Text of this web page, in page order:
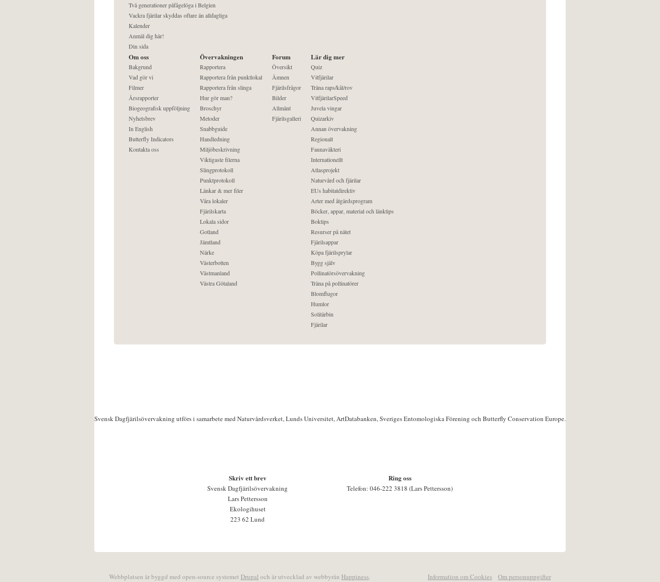
Två generationer påfågelöga i Belgien
Vackra fjärilar skyddas oftare än alldagliga
Kalender
Anmäl dig här!
Din sida
Om oss
Bakgrund
Vad gör vi
Filmer
Årsrapporter
Biogeografisk uppföljning
Nyhetsbrev
In English
Butterfly Indicators
Kontakta oss
Övervakningen
Rapportera
Rapportera från punktlokal
Rapportera från slinga
Hur gör man?
Broschyr
Metoder
Snabbguide
Handledning
Miljöbeskrivning
Viktigaste filerna
Slingprotokoll
Punktprotokoll
Länkar & mer filer
Våra lokaler
Fjärilskarta
Lokala sidor
Gotland
Jämtland
Närke
Västerbotten
Västmanland
Västra Götaland
Forum
Översikt
Ämnen
Fjärilsfrågor
Bilder
Allmänt
Fjärilsgalleri
Lär dig mer
Quiz
Vitfjärilar
Träna raps/kål/rov
VitfjärilarSpeed
Juvela vingar
Quizarkiv
Annan övervakning
Regionalt
Faunaväkteri
Internationellt
Atlasprojekt
Naturvård och fjärilar
EUs habitatdirektiv
Arter med åtgärdsprogram
Böcker, appar, material och länktips
Boktips
Resurser på nätet
Fjärilsappar
Köpa fjärilsprylar
Bygg själv
Pollinatörsövervakning
Träna på pollinatörer
Blomflugor
Humlor
Solitärbin
Fjärilar
Svensk Dagfjärilsövervakning utförs i samarbete med Naturvårdsverket, Lunds Universitet, ArtDatabanken, Sveriges Entomologiska Förening och Butterfly Conservation Europe.
Skriv ett brev
Svensk Dagfjärilsövervakning
Lars Pettersson
Ekologihuset
223 62 Lund
Ring oss
Telefon: 046-222 3818 (Lars Pettersson)
Webbplatsen är byggd med open-source systemet Drupal och är utvecklad av webbyrån Happiness. Information om Cookies Om personuppgifter